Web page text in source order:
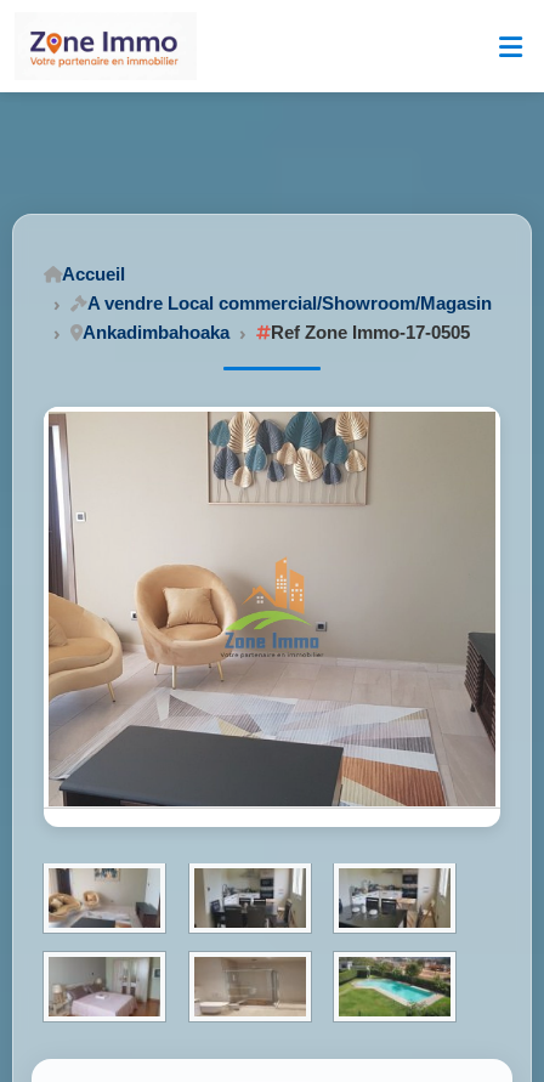
Accueil
A vendre Local commercial/Showroom/Magasin
Ankadimbahoaka
Ref Zone Immo-17-0505